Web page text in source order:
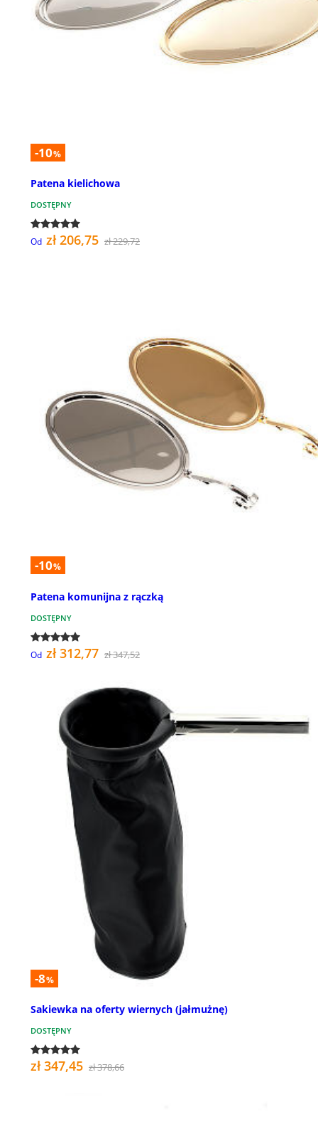
-10%
Patena kielichowa
DOSTĘPNY
Od zł 206,75 zł 229,72
-10%
Patena komunijna z rączką
DOSTĘPNY
Od zł 312,77 zł 347,52
-8%
Sakiewka na oferty wiernych (jałmużnę)
DOSTĘPNY
zł 347,45 zł 378,66